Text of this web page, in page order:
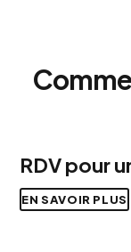
RDV pour
EN SAVOIR PLUS